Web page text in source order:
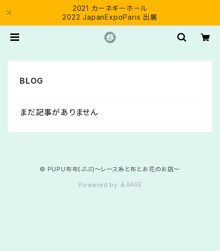
2021 カーネギーホール
2022 JapanExpoParis 出展
まだ記事がありません
© PUPU布布(ぷぷ)～レース糸と布とお花のお店～
Powered by